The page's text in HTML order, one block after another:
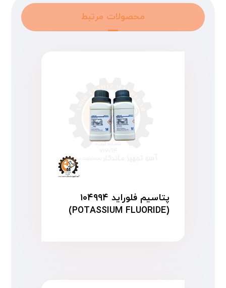
محصولات مرتبط
پتاسیم فلوراید ۱۰۴۹۹۴
(POTASSIUM FLUORIDE)